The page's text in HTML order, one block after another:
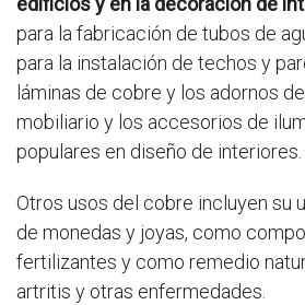
para la fabricación de tubos de
para la instalación de techos y
láminas de cobre y los adornos
mobiliario y los accesorios de
populares en diseño de interiores.
Otros usos del cobre incluyen su
de monedas y joyas, como
fertilizantes y como remedio
artritis y otras enfermedades.